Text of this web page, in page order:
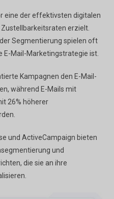
eine der effektivsten digitalen
erzielt.
Segmentierung spielen oft
E-Mail-Marketingstrategie ist.
Kampagnen den E-Mail-
während E-Mails mit
26% höherer
und ActiveCampaign bieten
und
die sie an ihre